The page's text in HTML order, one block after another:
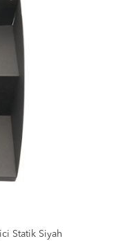
Statik Siyah